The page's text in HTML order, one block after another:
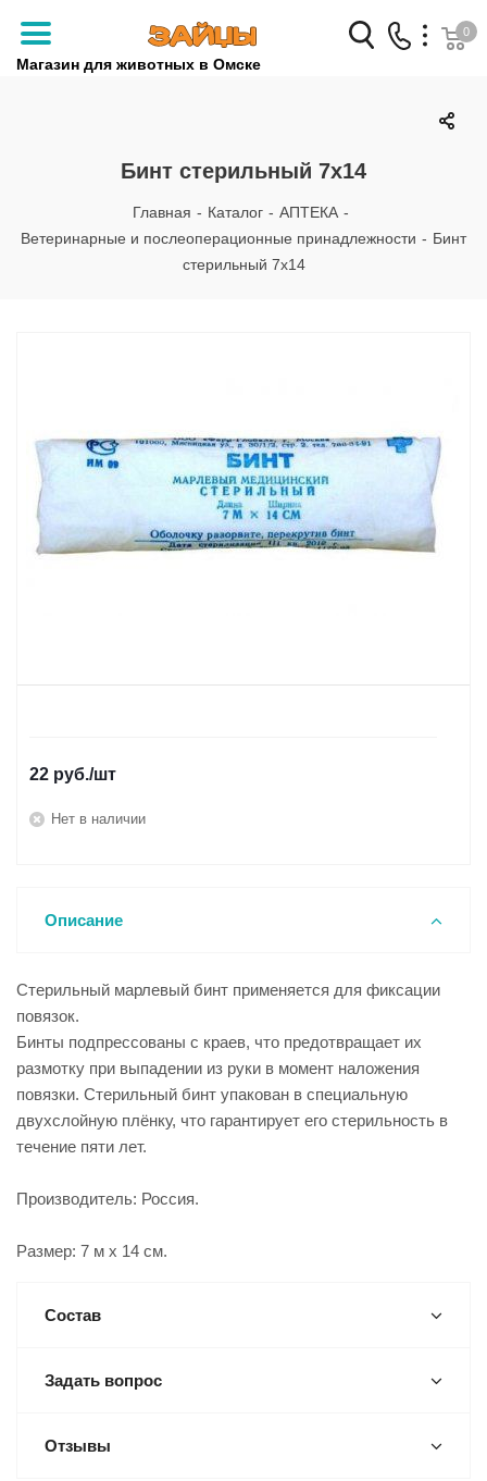
Магазин для животных в Омске
Заказать звонок
+7 (3812) 79-04-04
+7 (950) 959-88-32
0
Бинт стерильный 7х14
Главная - Каталог - АПТЕКА -
Ветеринарные и послеоперационные принадлежности - Бинт
стерильный 7х14
22 руб./шт
Нет в наличии
Описание
Стерильный марлевый бинт применяется для фиксации
повязок.
Бинты подпрессованы с краев, что предотвращает их
размотку при выпадении из руки в момент наложения
повязки. Стерильный бинт упакован в специальную
двухслойную плёнку, что гарантирует его стерильность в
течение пяти лет.
Производитель: Россия.
Размер: 7 м х 14 см.
Состав
Задать вопрос
Отзывы